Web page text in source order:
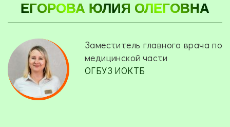
ЕГОРОВА ЮЛИЯ ОЛЕГОВНА
Заместитель главного врача по
медицинской части
ОГБУЗ ИОКТБ